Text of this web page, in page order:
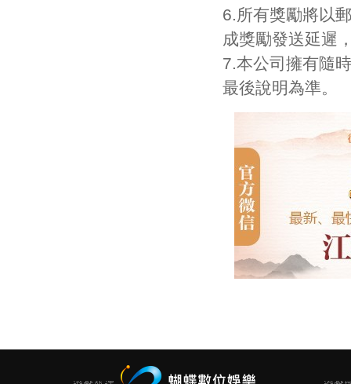
6.所有獎勵將以
成獎勵發送延遲
7.本公司擁有隨
最後說明為準。